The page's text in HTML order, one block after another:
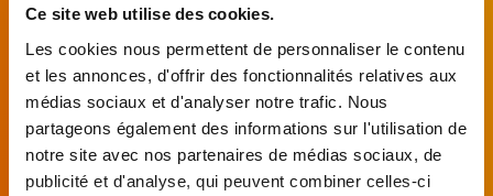
Ce site web utilise des cookies.
Les cookies nous permettent de personnaliser le contenu
et les annonces, d'offrir des fonctionnalités relatives aux
médias sociaux et d'analyser notre trafic. Nous
partageons également des informations sur l'utilisation de
notre site avec nos partenaires de médias sociaux, de
publicité et d'analyse, qui peuvent combiner celles-ci
De l’achat depièces motosd’occasion garanties
jusqu'à la révision complète de votre moto
retrouvez notre réseau de réparateurs et de
garages partenaires.
Je choisis mon réparateur et me
présente au garage.